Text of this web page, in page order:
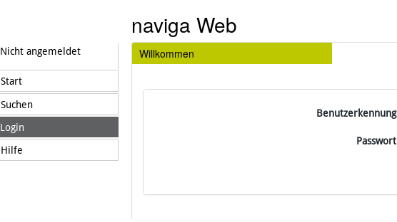
Nicht angemeldet
Start
Suchen
Login
Hilfe
naviga Web
Willkommen
Benutzerkennung
Passwort